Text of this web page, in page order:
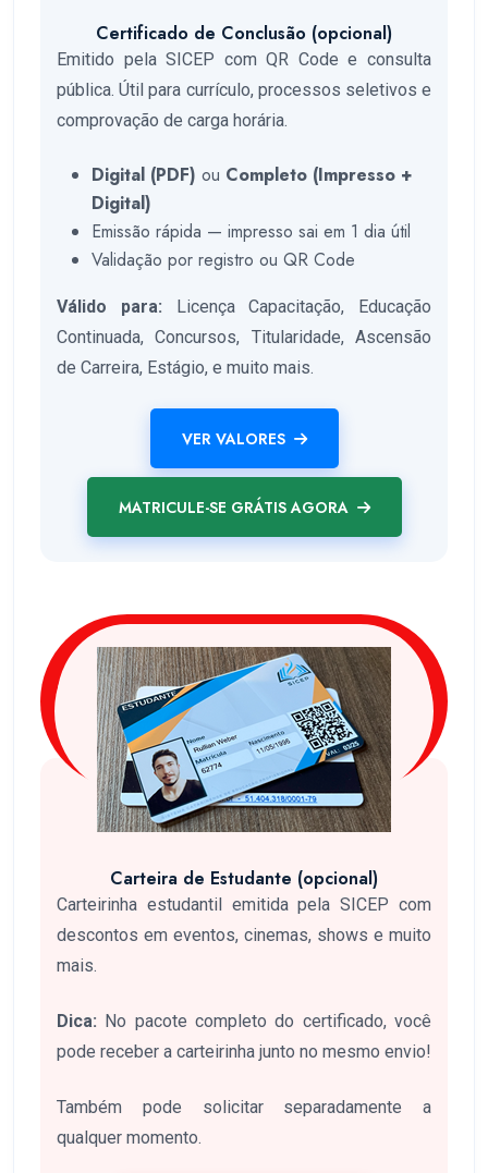
Certificado de Conclusão (opcional)
Emitido pela SICEP com QR Code e consulta
pública. Útil para currículo, processos seletivos e
comprovação de carga horária.
Digital (PDF) ou Completo (Impresso +
Digital)
Emissão rápida — impresso sai em 1 dia útil
Validação por registro ou QR Code
Válido para: Licença Capacitação, Educação
Continuada, Concursos, Titularidade, Ascensão
de Carreira, Estágio, e muito mais.
VER VALORES
MATRICULE-SE GRÁTIS AGORA
Carteira de Estudante (opcional)
Carteirinha estudantil emitida pela SICEP com
descontos em eventos, cinemas, shows e muito
mais.
Dica: No pacote completo do certificado, você
pode receber a carteirinha junto no mesmo envio!
Também pode solicitar separadamente a
qualquer momento.